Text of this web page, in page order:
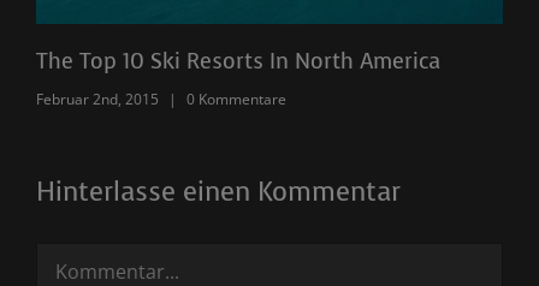
The Top 10 Ski Resorts In North America
Februar 2nd, 2015 | 0 Kommentare
Hinterlasse einen Kommentar
Kommentar